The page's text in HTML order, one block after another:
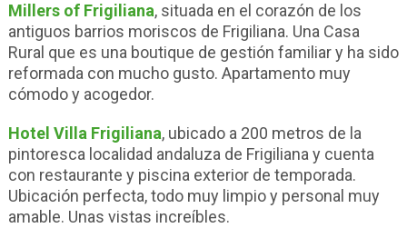
Millers of Frigiliana, situada en el corazón de los
antiguos barrios moriscos de Frigiliana. Una Casa
Rural que es una boutique de gestión familiar y ha sido
reformada con mucho gusto. Apartamento muy
cómodo y acogedor.
Hotel Villa Frigiliana, ubicado a 200 metros de la
pintoresca localidad andaluza de Frigiliana y cuenta
con restaurante y piscina exterior de temporada.
Ubicación perfecta, todo muy limpio y personal muy
amable. Unas vistas increíbles.